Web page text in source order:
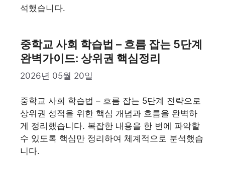
석했습니다.
중학교 사회 학습법 – 흐름 잡는 5단계
완벽가이드: 상위권 핵심정리
2026년 05월 20일
중학교 사회 학습법 – 흐름 잡는 5단계 전략으로
상위권 성적을 위한 핵심 개념과 흐름을 완벽하
게 정리했습니다. 복잡한 내용을 한 번에 파악할
수 있도록 핵심만 정리하여 체계적으로 분석했습
니다.